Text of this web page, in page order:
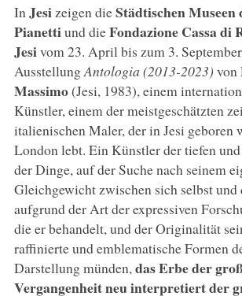
In Jesi zeigen dieStädtischen Museen
Pianettiund dieFondazione Cassa di
Jesivom 23. April bis zum 3.
AusstellungAntologia (2013-2023) von
Massimo(Jesi, 1983), einem
Künstler, einem der meistgeschätzten
italienischen Maler, der in Jesi geboren
London lebt. Ein Künstler der tiefen
der Dinge, auf der Suche nach seinem
Gleichgewicht zwischen sich selbst und
aufgrund der Art der expressiven
die er behandelt, und der Originalität
raffinierte und emblematische Formen
Darstellung münden, das Erbe der
Vergangenheit neu interpretiertder